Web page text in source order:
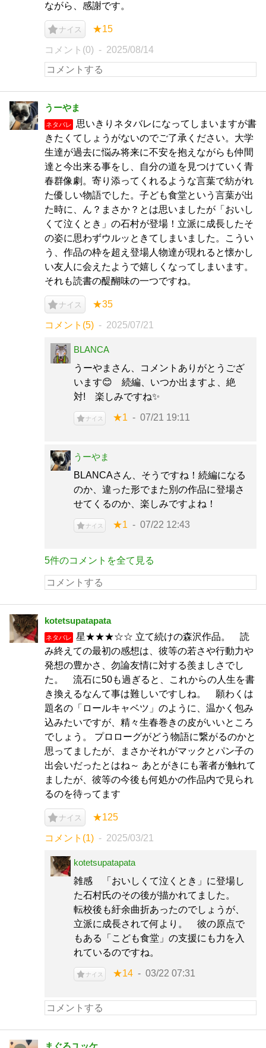
ながら、感謝です。
ナイス ★15
コメント(0) 2025/08/14
うーやま
ネタバレ
思いきりネタバレになってしまいますが書
きたくてしょうがないのでご了承ください。大学
生達が過去に悩み将来に不安を抱えながらも仲間
達と今出来る事をし、自分の道を見つけていく青
春群像劇。寄り添ってくれるような言葉で紡がれ
た優しい物語でした。子ども食堂という言葉が出
た時に、ん？まさか？とは思いましたが「おいし
くて泣くとき」の石村が登場！立派に成長したそ
の姿に思わずウルッときてしまいました。こうい
う、作品の枠を超え登場人物達が現れると懐かし
い友人に会えたようで嬉しくなってしまいます。
それも読書の醍醐味の一つですね。
ナイス ★35
コメント(5) 2025/07/21
BLANCA
うーやまさん、コメントありがとうござ
います😊 続編、いつか出ますよ、絶
対! 楽しみですね✨
ナイス ★1 07/21 19:11
うーやま
BLANCAさん、そうですね！続編になる
のか、違った形でまた別の作品に登場さ
せてくるのか、楽しみですよね！
ナイス ★1 07/22 12:43
5件のコメントを全て見る
kotetsupatapata
ネタバレ
星★★★☆☆ 立て続けの森沢作品。 読
み終えての最初の感想は、彼等の若さや行動力や
発想の豊かさ、勿論友情に対する羨ましさでし
た。 流石に50も過ぎると、これからの人生を書
き換えるなんて事は難しいですしね。 願わくは
題名の「ロールキャベツ」のように、温かく包み
込みたいですが、精々生春巻きの皮がいいところ
でしょう。 プロローグがどう物語に繋がるのかと
思ってましたが、まさかそれがマックとパン子の
出会いだったとはね～ あとがきにも著者が触れて
ましたが、彼等の今後も何処かの作品内で見られ
るのを待ってます
ナイス ★125
コメント(1) 2025/03/21
kotetsupatapata
雑感 「おいしくて泣くとき」に登場し
た石村氏のその後が描かれてました。
転校後も紆余曲折あったのでしょうが、
立派に成長されて何より。 彼の原点で
もある「こども食堂」の支援にも力を入
れているのですね。
ナイス ★14 03/22 07:31
まぐろユッケ